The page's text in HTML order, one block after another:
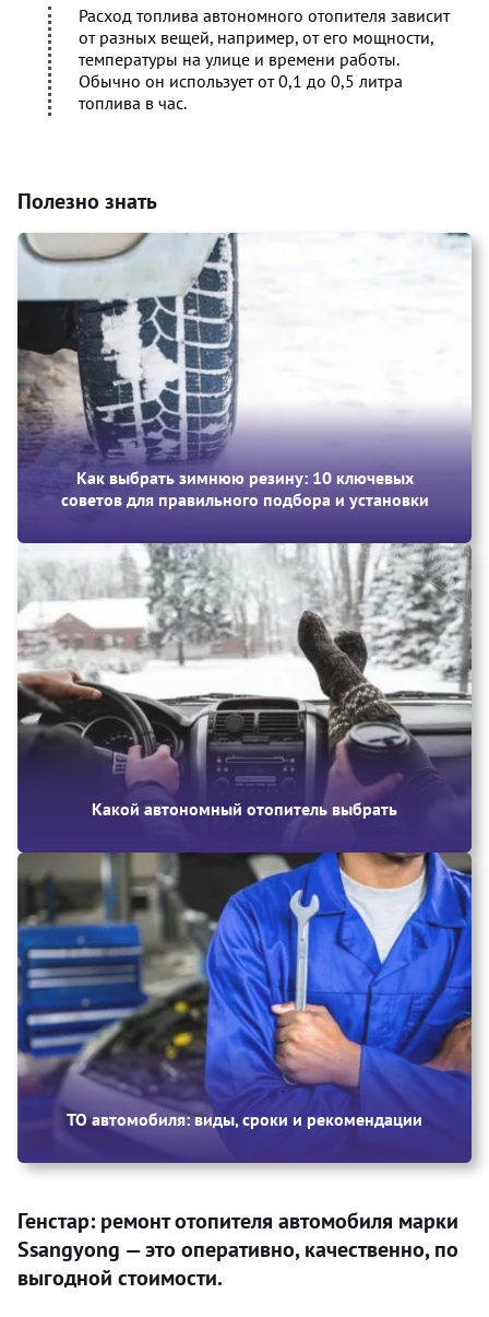
Расход топлива автономного отопителя зависит
от разных вещей, например, от его мощности,
температуры на улице и времени работы.
Обычно он использует от 0,1 до 0,5 литра
топлива в час.
Полезно знать
Как выбрать зимнюю резину: 10 ключевых
советов для правильного подбора и установки
Какой автономный отопитель выбрать
ТО автомобиля: виды, сроки и рекомендации
Генстар: ремонт отопителя автомобиля марки
Ssangyong — это оперативно, качественно, по
выгодной стоимости.